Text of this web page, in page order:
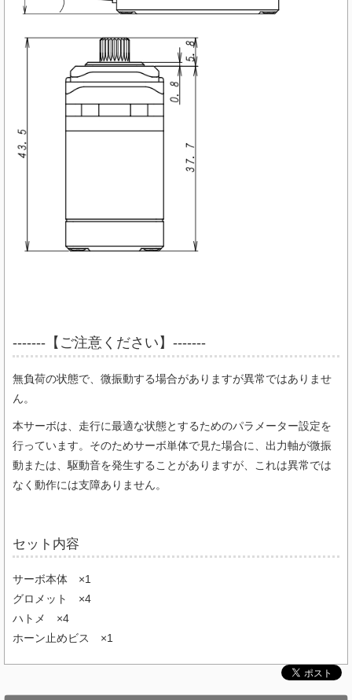
-------【ご注意ください】-------
無負荷の状態で、微振動する場合がありますが異常ではありませ
ん。
本サーボは、走行に最適な状態とするためのパラメーター設定を
行っています。そのためサーボ単体で見た場合に、出力軸が微振
動または、駆動音を発生することがありますが、これは異常では
なく動作には支障ありません。
セット内容
サーボ本体 ×1
グロメット ×4
ハトメ ×4
ホーン止めビス ×1